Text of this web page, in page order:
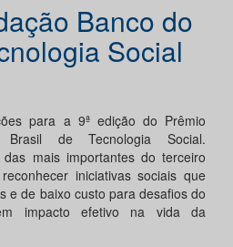
Banco do
Social
para a 9ª edição do Prêmio
de Tecnologia Social.
mais importantes do terceiro
iniciativas sociais que
e de baixo custo para desafios do
impacto efetivo na vida da